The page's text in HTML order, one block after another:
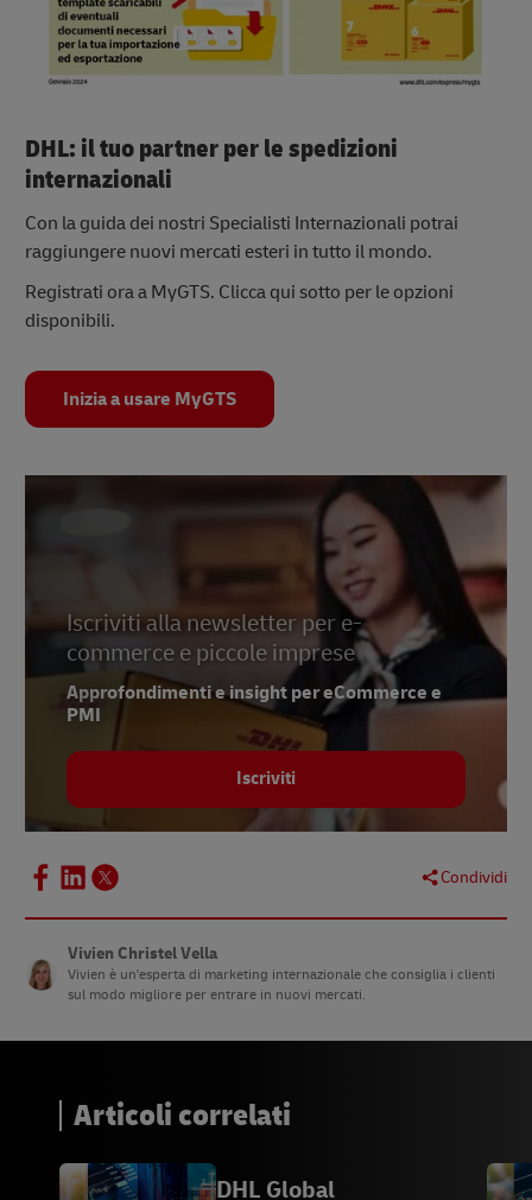
DHL: il tuo partner per le spedizioni
internazionali
Con la guida dei nostri Specialisti Internazionali potrai
raggiungere nuovi mercati esteri in tutto il mondo.
Registrati ora a MyGTS. Clicca qui sotto per le opzioni
disponibili.
Inizia a usare MyGTS
Iscriviti alla newsletter per e-
commerce e piccole imprese
Approfondimenti e insight per eCommerce e
PMI
Iscriviti
Condividi
Vivien Christel Vella
Vivien è un'esperta di marketing internazionale che consiglia i clienti
sul modo migliore per entrare in nuovi mercati.
Articoli correlati
DHL Global